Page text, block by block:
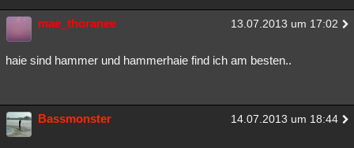
mae_thoranee 13.07.2013 um 17:02
haie sind hammer und hammerhaie find ich am besten..
Bassmonster 14.07.2013 um 18:44